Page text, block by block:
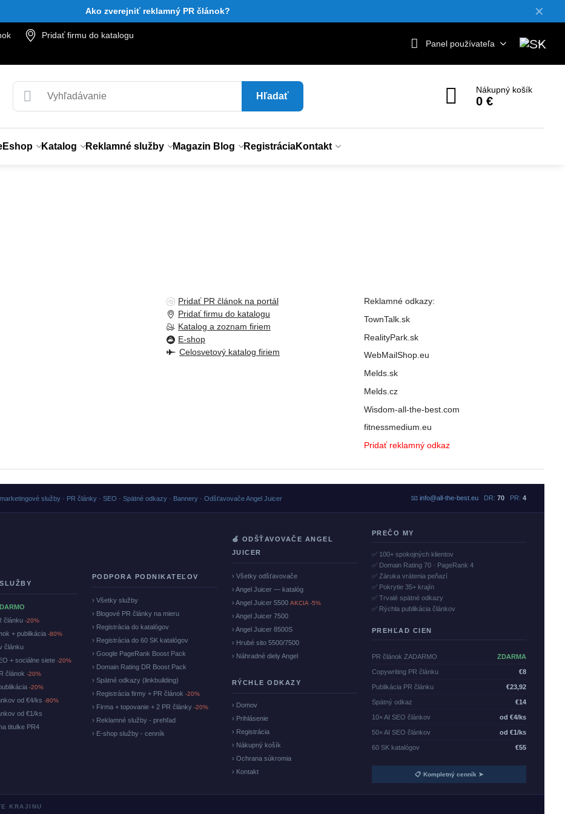
✕
Ako zverejniť reklamný PR článok?
Pridať firmu do katalogu
Panel používateľa
Hľadať
Nákupný košík
0 €
Eshop Katalog Reklamné služby Magazin Blog RegistráciaKontakt
Pridať PR článok na portál
Pridať firmu do katalogu
Katalog a zoznam firiem
E-shop
Celosvetový katalog firiem
Reklamné odkazy:
TownTalk.sk
RealityPark.sk
WebMailShop.eu
Melds.sk
Melds.cz
Wisdom-all-the-best.com
fitnessmedium.eu
Pridať reklamný odkaz
služby · PR články · SEO · Spätné odkazy · Bannery · Odšťavovače Angel Juicer 📧 info@all-the-best.euDR: 70PR: 4
článku -20%
+ publikácia -80%
článku
+ sociálne siete -20%
článok -20%
-20%
od €4/ks -80%
od €1/ks
titulke PR4
PODPORA PODNIKATEĽOV
› Všetky služby
› Blogové PR články na mieru
› Registrácia do katalógov
› Registrácia do 60 SK katalógov
› Google PageRank Boost Pack
› Domain Rating DR Boost Pack
› Spätné odkazy (linkbuilding)
› Registrácia firmy + PR článok -20%
› Firma + topovanie + 2 PR články -20%
› Reklamné služby - prehľad
› E-shop služby - cenník
🍏 ODŠŤAVOVAČE ANGEL
JUICER
› Všetky odšťavovače
› Angel Juicer — katalóg
› Angel Juicer 5500 AKCIA -5%
› Angel Juicer 7500
› Angel Juicer 8500S
› Hrubé sito 5500/7500
› Náhradné diely Angel
RÝCHLE ODKAZY
› Domov
› Prihlásenie
› Registrácia
› Nákupný košík
› Ochrana súkromia
› Kontakt
PREČO MY
✅ 100+ spokojných klientov
✅ Domain Rating 70 · PageRank 4
✅ Záruka vrátenia peňazí
✅ Pokrytie 35+ krajín
✅ Trvalé spätné odkazy
✅ Rýchla publikácia článkov
PREHĽAD CIEN
PR článok ZADARMO ZDARMA
Copywriting PR článku €8
Publikácia PR článku €23,92
Spätný odkaz €14
10× AI SEO článkov od €4/ks
50× AI SEO článkov od €1/ks
60 SK katalógov €55
📋 Kompletný cenník ➤
KRAJINU